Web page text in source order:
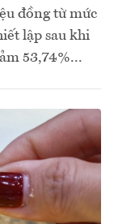
đồng từ mức
lập sau khi
53,74%...